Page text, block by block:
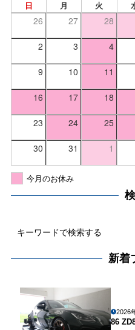
日 月 火
26 27 28
2 3 4
9 10 11
16 17 18
23 24 25
30 31 1
今月のお休み
新着
2026
86